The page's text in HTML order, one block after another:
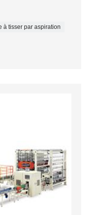
à tisser par aspiration